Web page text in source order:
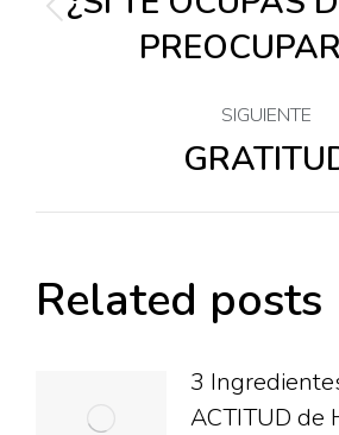
entre
SIGUIENTE
Related posts
3
ACTITUD de